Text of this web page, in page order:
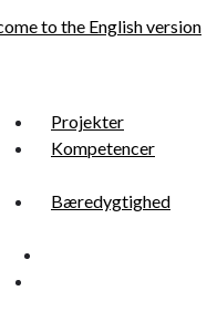
Projekter
Kompetencer
Bæredygtighed
to the English version